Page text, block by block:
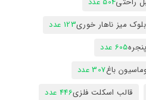
بلوک میز ناهار خوری123 عدد
605 عدد
باغ307 عدد
قالب اسکلت فلزی446 عدد